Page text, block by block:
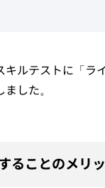
キルテストに「ラ
ました。
ることのメリ